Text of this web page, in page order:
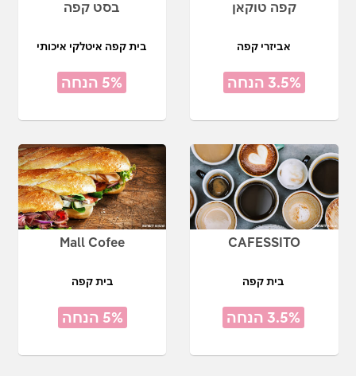
קפה טוקאן
אביזרי קפה
3.5% הנחה
בסט קפה
בית קפה איטלקי איכותי
5% הנחה
CAFESSITO
בית קפה
3.5% הנחה
Mall Cofee
בית קפה
5% הנחה